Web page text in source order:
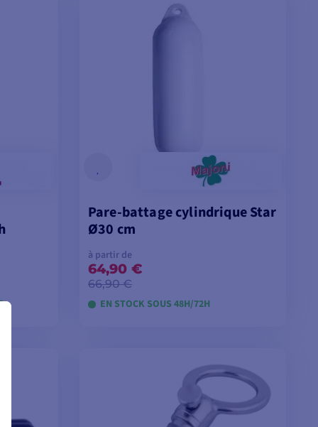
Pare-battage cylindrique Star
Ø30 cm
à partir de
64,90 €
66,90 €
EN STOCK SOUS 48H/72H